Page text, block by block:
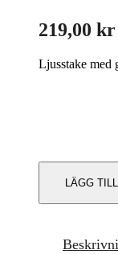
219,00 kr
Ljusstake med
LÄGG